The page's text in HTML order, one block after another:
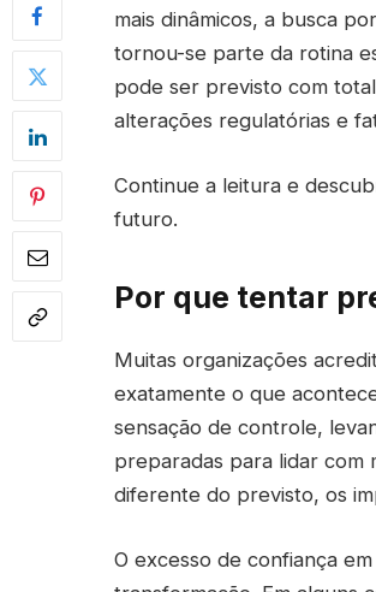
mais dinâmicos, a busca
tornou-se parte da rotina
pode ser previsto com
alterações regulatórias e
Continue a leitura e
futuro.
Por que tentar
Muitas organizações
exatamente o que
sensação de controle,
preparadas para lidar com
diferente do previsto, os
O excesso de confiança